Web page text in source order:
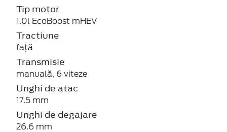
Tip motor
1.0l EcoBoost mHEV
Tractiune
față
Transmisie
manuală, 6 viteze
Unghi de atac
17.5 mm
Unghi de degajare
26.6 mm